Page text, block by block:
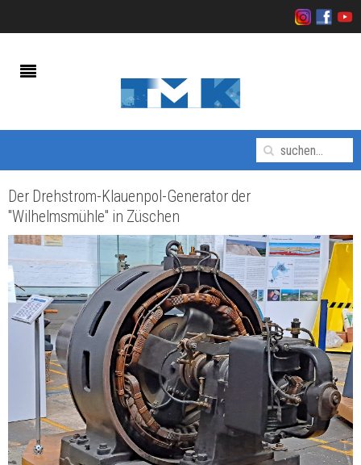
Der Drehstrom-Klauenpol-Generator der
"Wilhelmsmühle" in Züschen